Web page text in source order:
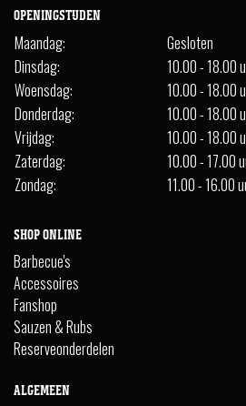
OPENINGSTIJDEN
Maandag:
Gesloten
Dinsdag:
10.00 - 18.00
Woensdag:
10.00 - 18.00
Donderdag:
10.00 - 18.00
Vrijdag:
10.00 - 18.00
Zaterdag:
10.00 - 17.00
Zondag:
11.00 - 16.00
SHOP ONLINE
Barbecue's
Accessoires
Fanshop
Sauzen & Rubs
Reserveonderdelen
ALGEMEEN